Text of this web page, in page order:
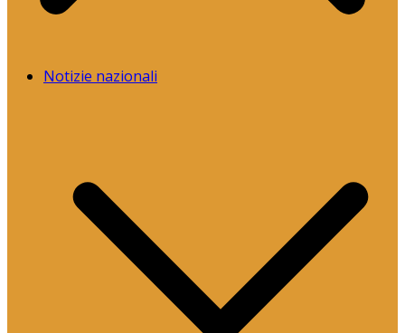
Notizie nazionali